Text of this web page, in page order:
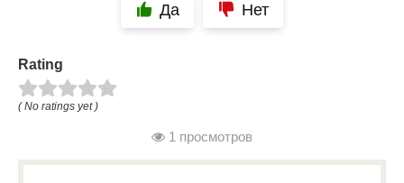
Да Нет
Rating
( No ratings yet )
1 просмотров